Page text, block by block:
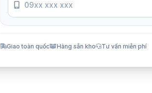
Giao toàn quốc Hàng sẵn kho Tư vấn miễn phí